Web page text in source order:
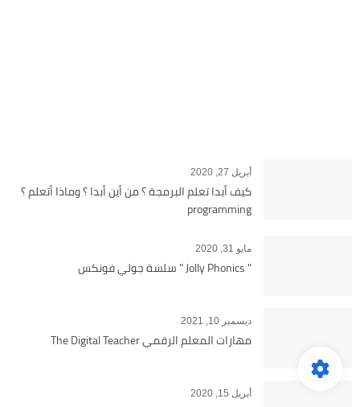
أبريل 27, 2020
كيف أبدا تعلم البرمجة ؟ من أين أبدا ؟ وماذا أتعلم ؟
programming
مايو 31, 2020
" Jolly Phonics " سلسة جولي فونكس
ديسمبر 10, 2021
مهارات المعلم الرقمي The Digital Teacher
أبريل 15, 2020